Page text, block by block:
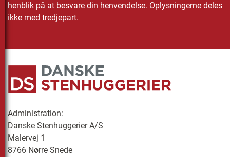
henblik på at besvare din henvendelse. Oplysningerne deles
ikke med tredjepart.
Administration:
Danske Stenhuggerier A/S
Malervej 1
8766 Nørre Snede